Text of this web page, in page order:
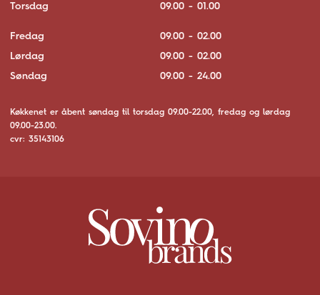
Torsdag
09.00 - 01.00
Fredag
09.00 - 02.00
Lørdag
09.00 - 02.00
Søndag
09.00 - 24.00
Køkkenet er åbent søndag til torsdag 09.00-22.00, fredag og lørdag
09.00-23.00.
cvr: 35143106